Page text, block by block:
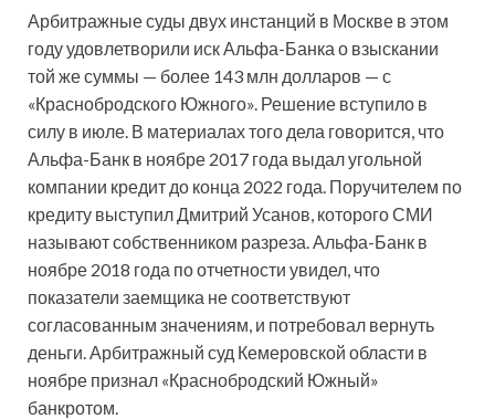
Арбитражные суды двух инстанций в Москве в этом
году удовлетворили иск Альфа-Банка о взыскании
той же суммы — более 143 млн долларов — с
«Краснобродского Южного». Решение вступило в
силу в июле. В материалах того дела говорится, что
Альфа-Банк в ноябре 2017 года выдал угольной
компании кредит до конца 2022 года. Поручителем по
кредиту выступил Дмитрий Усанов, которого СМИ
называют собственником разреза. Альфа-Банк в
ноябре 2018 года по отчетности увидел, что
показатели заемщика не соответствуют
согласованным значениям, и потребовал вернуть
деньги. Арбитражный суд Кемеровской области в
ноябре признал «Краснобродский Южный»
банкротом.